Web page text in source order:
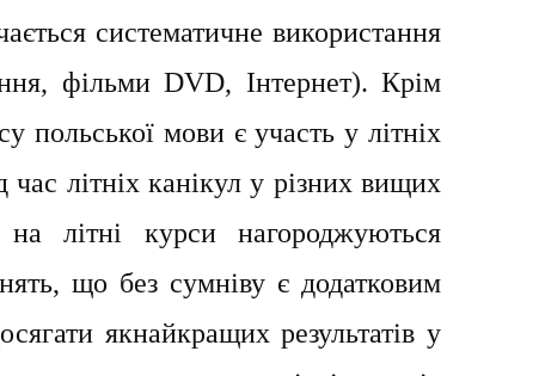
систематичне використання
фільми DVD, Інтернет). Крім
польської мови є участь у літніх
літніх канікул у різних вищих
літні курси нагороджуються
що без сумніву є додатковим
якнайкращих результатів у